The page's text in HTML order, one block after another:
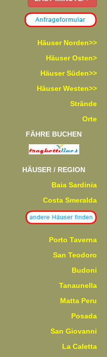
Häuser Norden>>
Häuser Osten>
Häuser Süden>>
Häuser Westen>>
Strände
Orte
FÄHRE BUCHEN
HÄUSER / REGION
Baia Sardinia
Costa Smeralda
Porto Taverna
San Teodoro
Budoni
Tanaunella
Matta Peru
Posada
San Giovanni
La Caletta